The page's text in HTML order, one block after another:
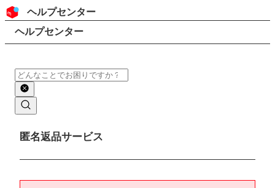
コンテンツにスキップ
ヘッダー
ヘルプセンター
検索
パンくずリスト
ヘルプセンター
検索
メインコンテンツ
匿名返品サービス